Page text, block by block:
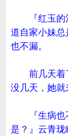
『红玉的消
道自家小妹
也不漏。
前几天着了
没几天，她就
『生病也不
是？』云青